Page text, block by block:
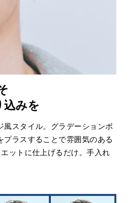
込みを
風スタイル。グラデーションボ
ラスすることで雰囲気のある
ットに仕上げるだけ。手入れ